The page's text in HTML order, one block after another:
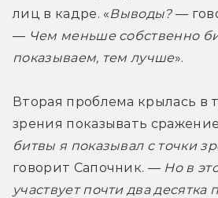
лиц в кадре. «Выводы? —
— Чем меньше собственно
показываем, тем лучше».
Вторая проблема крылась в
зрения показывать
битвы я показывал с точки
говорит Сапочник. — Но в
участвует почти два десятка